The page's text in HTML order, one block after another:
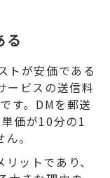
る
トが安価である
ービスの送信料
す。DMを郵送
価が10分の1
。
ットであり、